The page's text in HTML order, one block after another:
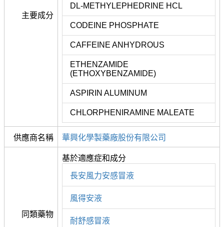
主要成分
DL-METHYLEPHEDRINE HCL
CODEINE PHOSPHATE
CAFFEINE ANHYDROUS
ETHENZAMIDE
(ETHOXYBENZAMIDE)
ASPIRIN ALUMINUM
CHLORPHENIRAMINE MALEATE
供應商名稱 華興化學製藥廠股份有限公司
同類藥物
基於適應症和成分
長安風力安感冒液
風得安液
耐舒感冒液